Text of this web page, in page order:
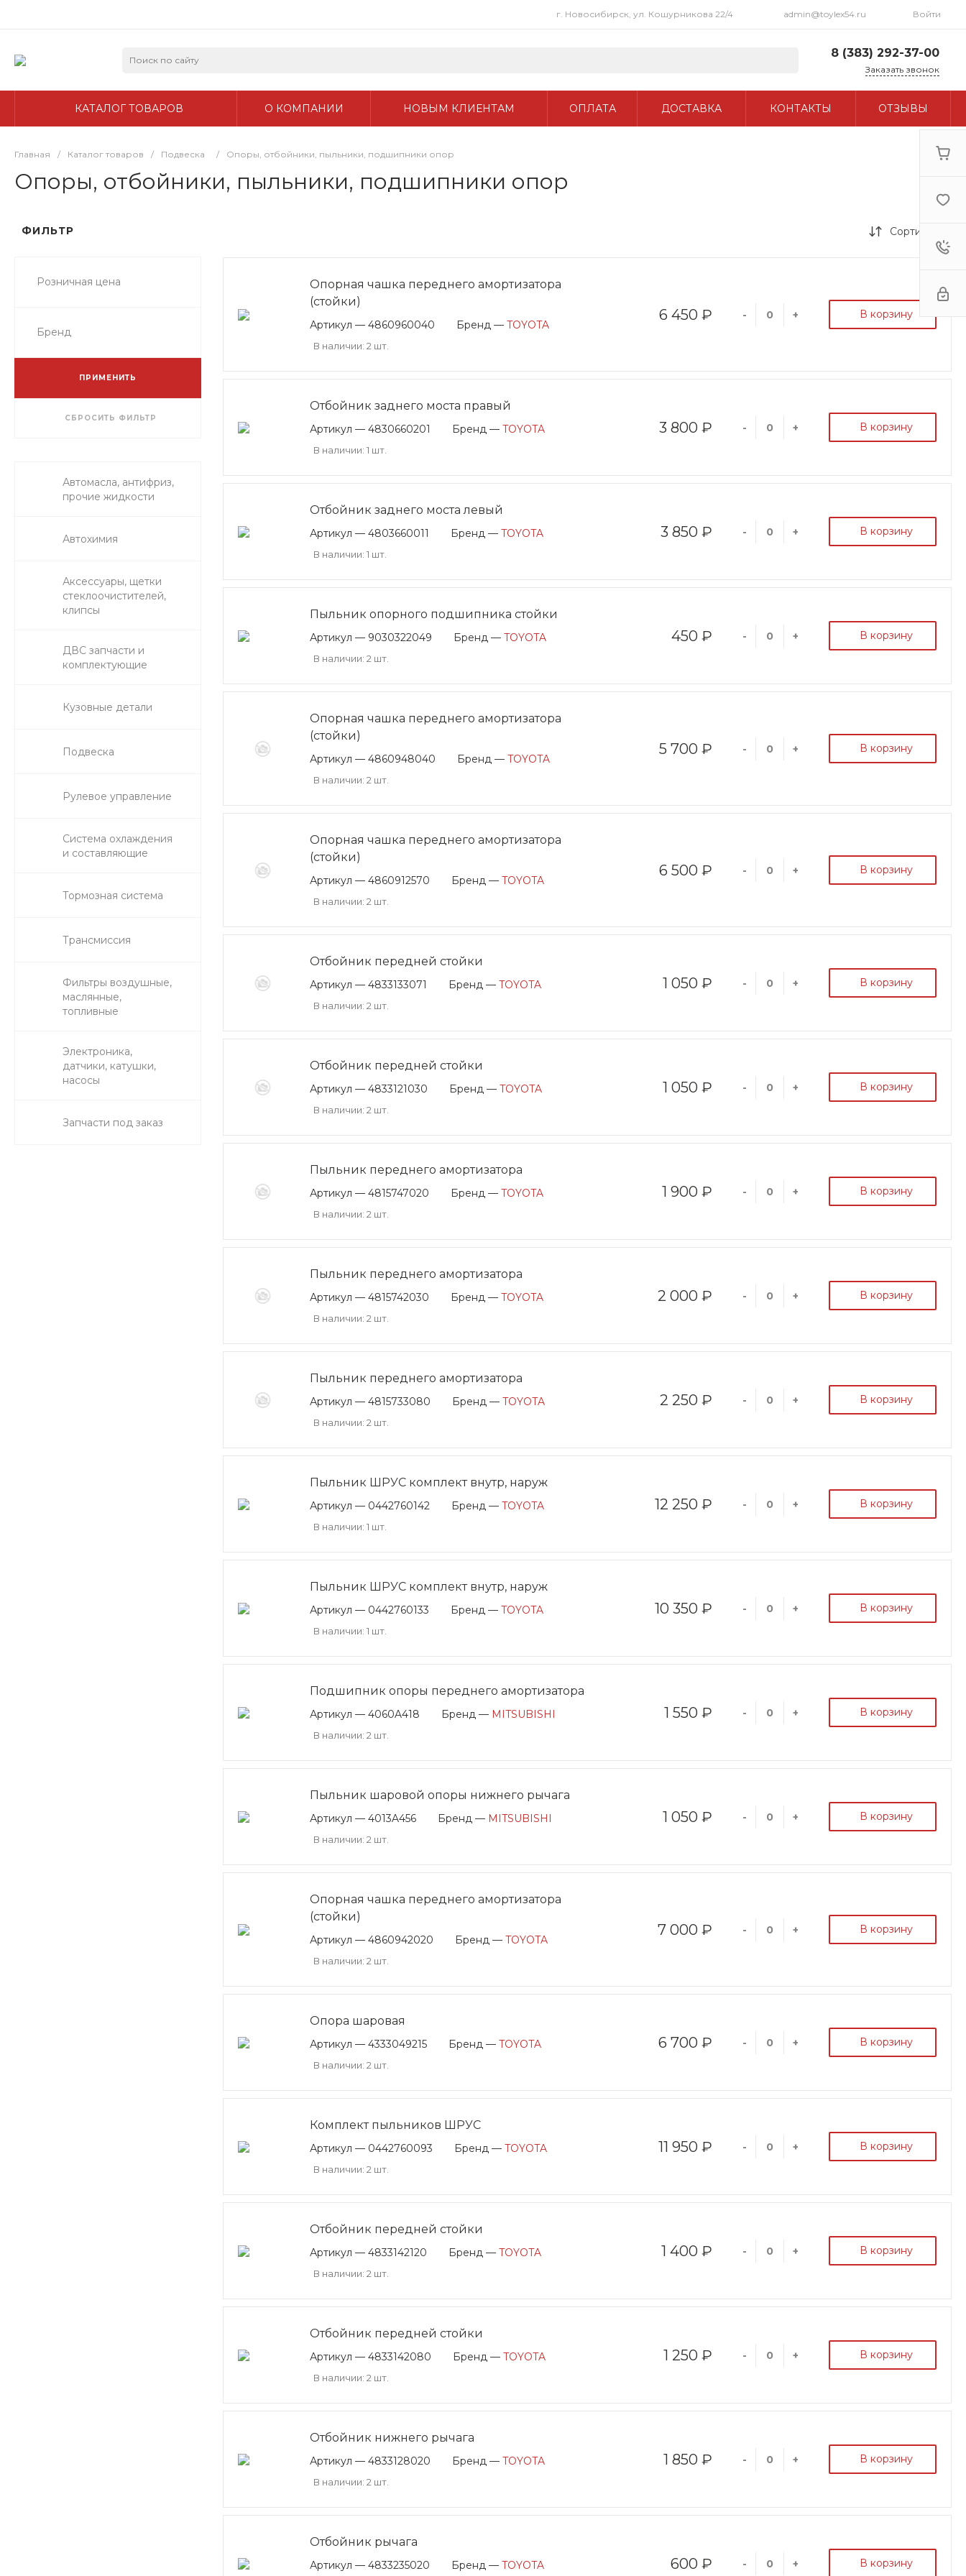
г. Новосибирск, ул. Кошурникова 22/4 admin@toylex54.ru Войти
8 (383) 292-37-00
г. Новосибирск, ул.
Заказать звонок
КАТАЛОГ ТОВАРОВ О КОМПАНИИ НОВЫМ КЛИЕНТАМ ОПЛАТА ДОСТАВКА КОНТАКТЫ ОТЗЫВЫ
Главная / Каталог товаров / Подвеска / Опоры, отбойники, пыльники, подшипники опор
Опоры, отбойники, пыльники, подшипники опор
ФИЛЬТР
Розничная цена
Бренд
ПРИМЕНИТЬ
СБРОСИТЬ ФИЛЬТР
Автомасла, антифриз,
прочие жидкости
Автохимия
Аксессуары, щетки
стеклоочистителей,
клипсы
ДВС запчасти и
комплектующие
Кузовные детали
Подвеска
Рулевое управление
Система охлаждения
и составляющие
Тормозная система
Трансмиссия
Фильтры воздушные,
маслянные,
топливные
Электроника,
датчики, катушки,
насосы
Запчасти под заказ
Сортировка
Опорная чашка переднего амортизатора
(стойки)
Артикул — 4860960040 Бренд — TOYOTA
В наличии: 2 шт.
6 450 ₽ - + В корзину
Отбойник заднего моста правый
Артикул — 4830660201 Бренд — TOYOTA
В наличии: 1 шт.
3 800 ₽ - + В корзину
Отбойник заднего моста левый
Артикул — 4803660011 Бренд — TOYOTA
В наличии: 1 шт.
3 850 ₽ - + В корзину
Пыльник опорного подшипника стойки
Артикул — 9030322049 Бренд — TOYOTA
В наличии: 2 шт.
450 ₽ - + В корзину
Опорная чашка переднего амортизатора
(стойки)
Артикул — 4860948040 Бренд — TOYOTA
В наличии: 2 шт.
5 700 ₽ - + В корзину
Опорная чашка переднего амортизатора
(стойки)
Артикул — 4860912570 Бренд — TOYOTA
В наличии: 2 шт.
6 500 ₽ - + В корзину
Отбойник передней стойки
Артикул — 4833133071 Бренд — TOYOTA
В наличии: 2 шт.
1 050 ₽ - + В корзину
Отбойник передней стойки
Артикул — 4833121030 Бренд — TOYOTA
В наличии: 2 шт.
1 050 ₽ - + В корзину
Пыльник переднего амортизатора
Артикул — 4815747020 Бренд — TOYOTA
В наличии: 2 шт.
1 900 ₽ - + В корзину
Пыльник переднего амортизатора
Артикул — 4815742030 Бренд — TOYOTA
В наличии: 2 шт.
2 000 ₽ - + В корзину
Пыльник переднего амортизатора
Артикул — 4815733080 Бренд — TOYOTA
В наличии: 2 шт.
2 250 ₽ - + В корзину
Пыльник ШРУС комплект внутр, наруж
Артикул — 0442760142 Бренд — TOYOTA
В наличии: 1 шт.
12 250 ₽ - + В корзину
Пыльник ШРУС комплект внутр, наруж
Артикул — 0442760133 Бренд — TOYOTA
В наличии: 1 шт.
10 350 ₽ - + В корзину
Подшипник опоры переднего амортизатора
Артикул — 4060A418 Бренд — MITSUBISHI
В наличии: 2 шт.
1 550 ₽ - + В корзину
Пыльник шаровой опоры нижнего рычага
Артикул — 4013A456 Бренд — MITSUBISHI
В наличии: 2 шт.
1 050 ₽ - + В корзину
Опорная чашка переднего амортизатора
(стойки)
Артикул — 4860942020 Бренд — TOYOTA
В наличии: 2 шт.
7 000 ₽ - + В корзину
Опора шаровая
Артикул — 4333049215 Бренд — TOYOTA
В наличии: 2 шт.
6 700 ₽ - + В корзину
Комплект пыльников ШРУС
Артикул — 0442760093 Бренд — TOYOTA
В наличии: 2 шт.
11 950 ₽ - + В корзину
Отбойник передней стойки
Артикул — 4833142120 Бренд — TOYOTA
В наличии: 2 шт.
1 400 ₽ - + В корзину
Отбойник передней стойки
Артикул — 4833142080 Бренд — TOYOTA
В наличии: 2 шт.
1 250 ₽ - + В корзину
Отбойник нижнего рычага
Артикул — 4833128020 Бренд — TOYOTA
В наличии: 2 шт.
1 850 ₽ - + В корзину
Отбойник рычага
Артикул — 4833235020 Бренд — TOYOTA 600 ₽ - + В корзину